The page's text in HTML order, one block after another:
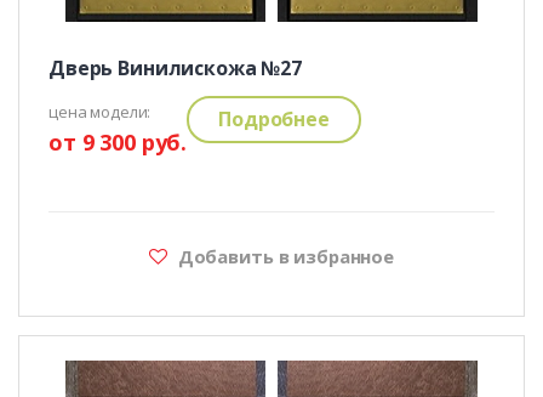
Дверь Винилискожа №27
цена модели:
от 9 300 руб.
Подробнее
Добавить в избранное